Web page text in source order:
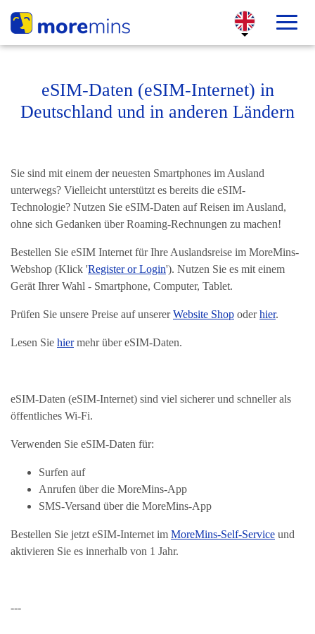
eSIM-Daten (eSIM-Internet) in
Deutschland und in anderen Ländern
Sie sind mit einem der neuesten Smartphones im Ausland
unterwegs? Vielleicht unterstützt es bereits die eSIM-
Technologie? Nutzen Sie eSIM-Daten auf Reisen im Ausland,
ohne sich Gedanken über Roaming-Rechnungen zu machen!
Bestellen Sie eSIM Internet für Ihre Auslandsreise im MoreMins-
Webshop (Klick 'Register or Login'). Nutzen Sie es mit einem
Gerät Ihrer Wahl - Smartphone, Computer, Tablet.
Prüfen Sie unsere Preise auf unsererWebsite Shop oderhier.
Lesen Sie hiermehr über eSIM-Daten.
eSIM-Daten (eSIM-Internet) sind viel sicherer und schneller als
öffentliches Wi-Fi.
Verwenden Sie eSIM-Daten für:
Surfen auf
Anrufen über die MoreMins-App
SMS-Versand über die MoreMins-App
Bestellen Sie jetzt eSIM-Internet im MoreMins-Self-Service und
aktivieren Sie es innerhalb von 1 Jahr.
---